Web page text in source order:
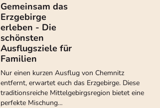
Gemeinsam das
Erzgebirge
erleben - Die
schönsten
Ausflugsziele für
Familien
Nur einen kurzen Ausflug von Chemnitz
entfernt, erwartet euch das Erzgebirge. Diese
traditionsreiche Mittelgebirgsregion bietet eine
perfekte Mischung…